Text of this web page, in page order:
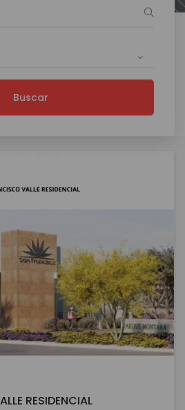
Buscar
RESIDENCIAL